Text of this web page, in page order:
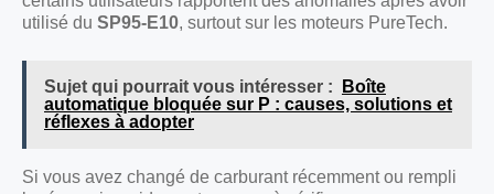
utilisé du SP95-E10, surtout sur les moteurs PureTech.
Sujet qui pourrait vous intéresser :
Boîte
automatique bloquée sur P : causes, solutions et
réflexes à adopter
Si vous avez changé de carburant récemment ou rempli